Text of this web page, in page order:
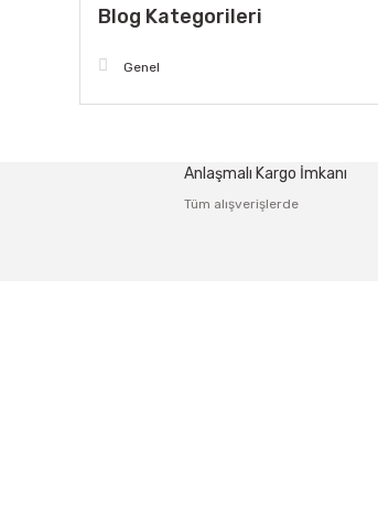
Blog Kategorileri
Genel
Anlaşmalı Kargo İmkanı
Tüm alışverişlerde